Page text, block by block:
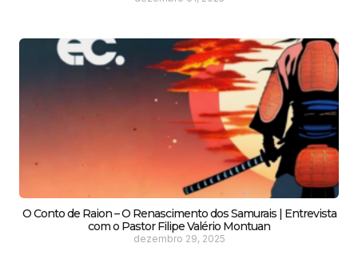
O Conto de Raion – O Renascimento dos Samurais | Entrevista
com o Pastor Filipe Valério Montuan
dezembro 29, 2025